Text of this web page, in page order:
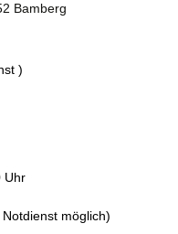
Bamberg
)
Uhr
möglich)